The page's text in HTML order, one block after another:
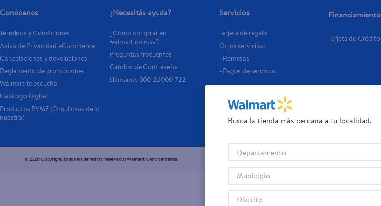
Conócenos
Términos y Condiciones
Aviso de Privacidad eCommerce
Cancelaciones y devoluciones
Reglamento de promociones
Walmart te escucha
Catálogo Digital
Productos PYME ¡Orgullosos de lo
nuestro!
¿Necesitás ayuda?
¿Cómo comprar en
walmart.com.sv?
Preguntas frecuentes
Cambio de Contraseña
Llámanos 800-22000-722
Servicios
Tarjeta de regalo
Otros servicios:
- Remesas
- Pagos de servicios
Financiamiento
Tarjeta de Crédito
© 2026 Copyright. Todos los derechos reservados Walmart Centroamérica.
Busca la tienda más cercana a tu localidad.
Departamento
Municipio
Distrito